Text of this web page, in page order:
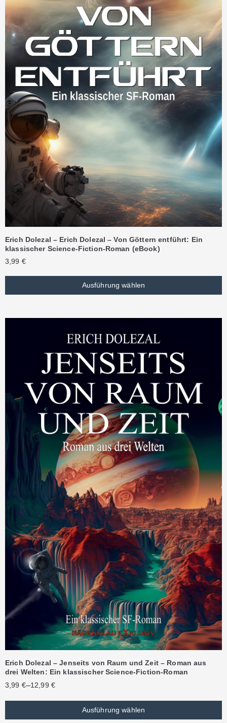
Erich Dolezal – Erich Dolezal – Von Göttern entführt: Ein
klassischer Science-Fiction-Roman (eBook)
3,99 €
Ausführung wählen
Erich Dolezal – Jenseits von Raum und Zeit – Roman aus
drei Welten: Ein klassischer Science-Fiction-Roman
3,99 €–12,99 €
Ausführung wählen